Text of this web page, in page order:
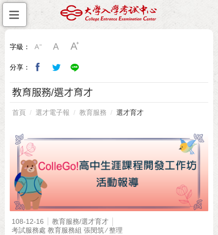
字級：
分享：
教育服務/選才育才
首頁 選才電子報 教育服務 選才育才
108-12-16
教育服務/選才育才
考試服務處 教育服務組 張閔筑 ∕ 整理